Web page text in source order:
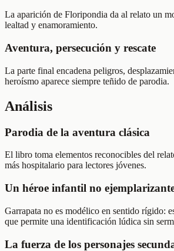
La aparición de Floripondia da al relato un
lealtad y enamoramiento.
Aventura, persecución y rescate
La parte final encadena peligros,
heroísmo aparece siempre teñido de parodia.
Análisis
Parodia de la aventura clásica
El libro toma elementos reconocibles del
más hospitalario para lectores jóvenes.
Un héroe infantil no
Garrapata no es modélico en sentido rígido:
que permite una identificación lúdica sin
La fuerza de los personajes